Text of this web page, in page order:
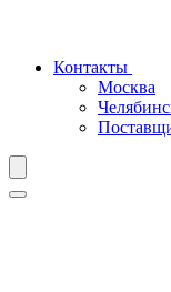
Контакты
Москва